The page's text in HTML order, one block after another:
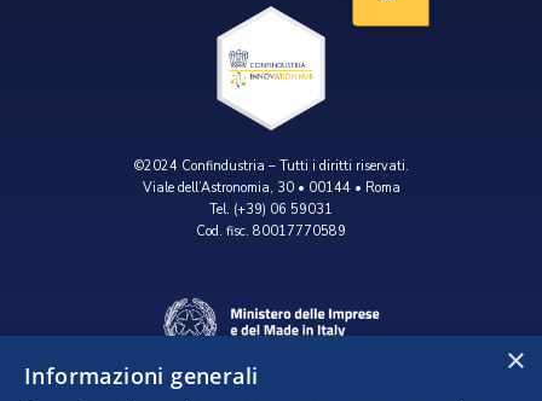
©2024 Confindustria – Tutti i diritti riservati.
Viale dell’Astronomia, 30 • 00144 • Roma
Tel. (+39) 06 59031
Cod. fisc. 80017770589
×
Informazioni generali